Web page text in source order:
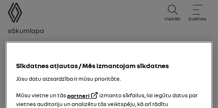
lietotāja rokasgrāmata
meklēt izvēlnes
navigācijas ceļš
Sākumlapa
Izdevuma periods
Izvēlieties izdevuma periodu, kas atbilst jūsu
transportlīdzekļa reģistrācijas datumam.
Sīkdatnes atļautas / Mēs izmantojam sīkdatnes
Jūsu datu aizsardzība ir mūsu prioritāte.
Mūsu vietne un tāspartneri
izmanto sīkfailus, lai iegūtu datus par
vietnes auditoriju un analizētu tās veiktspēju, kā arī rādītu